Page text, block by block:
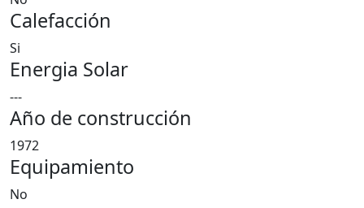
Calefacción
Si
Energia Solar
---
Año de construcción
1972
Equipamiento
No